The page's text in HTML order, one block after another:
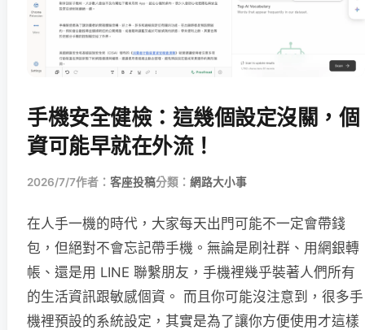
手機安全健檢：這幾個設定沒關，個
資可能早就在外流！
2026/7/7作者： 客座投稿分類： 網路大小事
在人手一機的時代，大家每天出門可能不一定會帶錢
包，但絕對不會忘記帶手機。無論是刷社群、用網銀轉
帳、還是用 LINE 聯繫朋友，手機裡幾乎裝著人們所有
的生活資訊跟敏感個資。 而且你可能沒注意到，很多手
機裡預設的系統設定，其實是為了讓你方便使用才這樣